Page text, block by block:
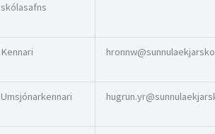
skólasafns
Kennari
Umsjónarkennari